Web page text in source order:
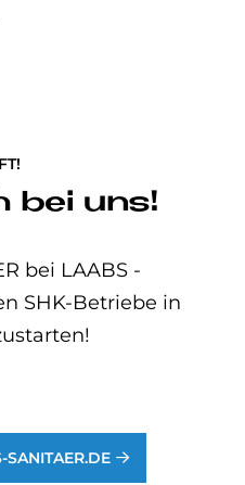
bei uns!
bei LAABS -
SHK-Betriebe in